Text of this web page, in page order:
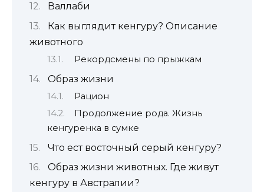
Валлаби
Как выглядит кенгуру? Описание
животного
Рекордсмены по прыжкам
Образ жизни
Рацион
Продолжение рода. Жизнь
кенгуренка в сумке
Что ест восточный серый кенгуру?
Образ жизни животных. Где живут
кенгуру в Австралии?